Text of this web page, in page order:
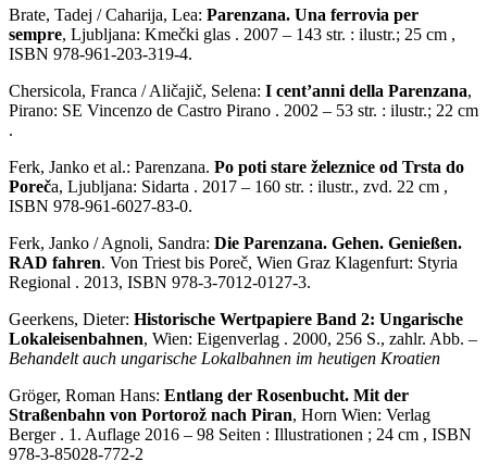
Brate, Tadej / Caharija, Lea: Parenzana. Una ferrovia per
sempre, Ljubljana: Kmečki glas . 2007 – 143 str. : ilustr.; 25 cm ,
ISBN 978-961-203-319-4.
Chersicola, Franca / Aličajič, Selena: I cent’anni della Parenzana,
Pirano: SE Vincenzo de Castro Pirano . 2002 – 53 str. : ilustr.; 22 cm
.
Ferk, Janko et al.: Parenzana. Po poti stare železnice od Trsta do
Poreča, Ljubljana: Sidarta . 2017 – 160 str. : ilustr., zvd. 22 cm ,
ISBN 978-961-6027-83-0.
Ferk, Janko / Agnoli, Sandra: Die Parenzana. Gehen. Genießen.
RAD fahren. Von Triest bis Poreč, Wien Graz Klagenfurt: Styria
Regional . 2013, ISBN 978-3-7012-0127-3.
Geerkens, Dieter: Historische Wertpapiere Band 2: Ungarische
Lokaleisenbahnen, Wien: Eigenverlag . 2000, 256 S., zahlr. Abb. –
Behandelt auch ungarische Lokalbahnen im heutigen Kroatien
Gröger, Roman Hans: Entlang der Rosenbucht. Mit der
Straßenbahn von Portorož nach Piran, Horn Wien: Verlag
Berger . 1. Auflage 2016 – 98 Seiten : Illustrationen ; 24 cm , ISBN
978-3-85028-772-2